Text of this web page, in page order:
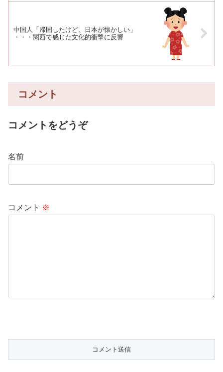
中国人「帰国したけど、日本が懐かしい」
・・・関西で感じた文化的衝撃に反響
コメント
コメントをどうぞ
名前
コメント ※